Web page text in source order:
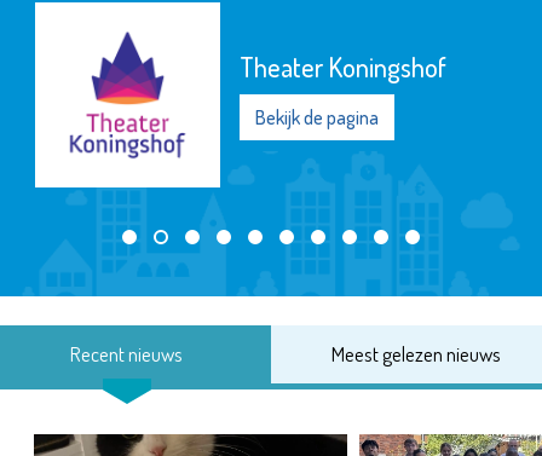
Theater Koningshof
Bekijk de pagina
Recent nieuws Meest gelezen nieuws